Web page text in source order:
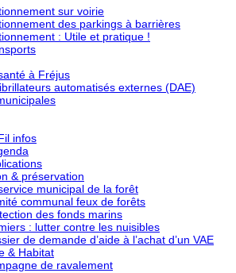
sur voirie
des parkings à barrières
: Utile et pratique !
à Fréjus
automatisés externes (DAE)
infos
& préservation
municipal de la forêt
communal feux de forêts
des fonds marins
: lutter contre les nuisibles
de demande d’aide à l’achat d’un VAE
& Habitat
de ravalement